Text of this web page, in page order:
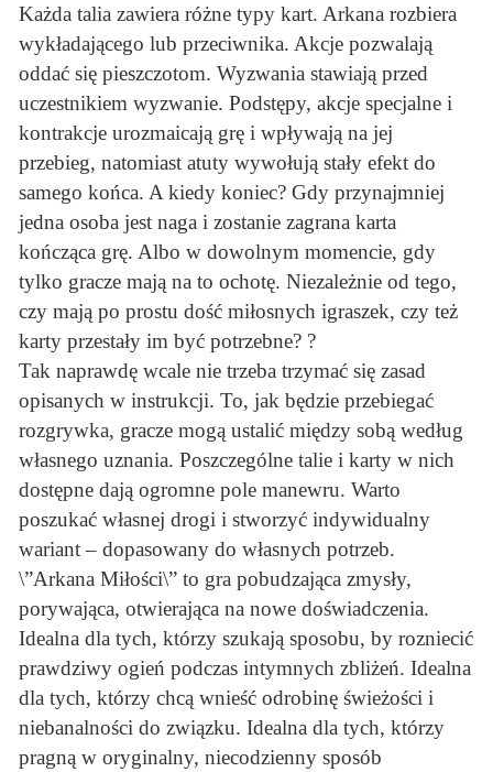
Każda talia zawiera różne typy kart. Arkana rozbiera
wykładającego lub przeciwnika. Akcje pozwalają
oddać się pieszczotom. Wyzwania stawiają przed
uczestnikiem wyzwanie. Podstępy, akcje specjalne i
kontrakcje urozmaicają grę i wpływają na jej
przebieg, natomiast atuty wywołują stały efekt do
samego końca. A kiedy koniec? Gdy przynajmniej
jedna osoba jest naga i zostanie zagrana karta
kończąca grę. Albo w dowolnym momencie, gdy
tylko gracze mają na to ochotę. Niezależnie od tego,
czy mają po prostu dość miłosnych igraszek, czy też
karty przestały im być potrzebne? ?
Tak naprawdę wcale nie trzeba trzymać się zasad
opisanych w instrukcji. To, jak będzie przebiegać
rozgrywka, gracze mogą ustalić między sobą według
własnego uznania. Poszczególne talie i karty w nich
dostępne dają ogromne pole manewru. Warto
poszukać własnej drogi i stworzyć indywidualny
wariant – dopasowany do własnych potrzeb.
\”Arkana Miłości\” to gra pobudzająca zmysły,
porywająca, otwierająca na nowe doświadczenia.
Idealna dla tych, którzy szukają sposobu, by rozniecić
prawdziwy ogień podczas intymnych zbliżeń. Idealna
dla tych, którzy chcą wnieść odrobinę świeżości i
niebanalności do związku. Idealna dla tych, którzy
pragną w oryginalny, niecodzienny sposób